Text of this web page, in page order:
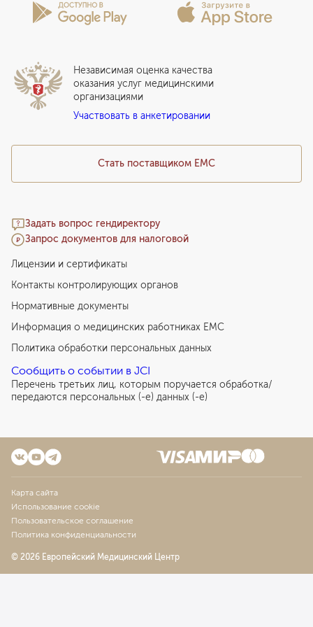
Сотрудничество
Вакцинация
Стационар
Прайс-лист
Подарочный сертификат EMC
Медицинский туризм
Статьи
Программы привилегий
Стать поставщиком ЕМС
Задать вопрос гендиректору
Запрос документов для налоговой
Независимая оценка качества
оказания услуг медицинскими
организациями
Участвовать в анкетировании
Лицензии и сертификаты
Контакты контролирующих органов
Нормативные документы
Информация о медицинских работниках EMC
Политика обработки персональных данных
Сообщить о событии в JCI
Перечень третьих лиц, которым поручается обработка/
передаются персональных (-е) данных (-е)
Карта сайта
Использование cookie
Пользовательское соглашение
Политика конфиденциальности
© 2026 Европейский Медицинский Центр